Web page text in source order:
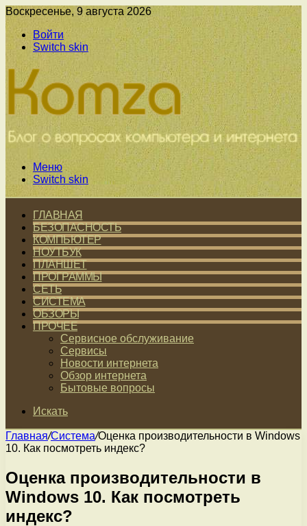
Воскресенье, 9 августа 2026
Войти
Switch skin
Меню
Switch skin
ГЛАВНАЯ
БЕЗОПАСНОСТЬ
КОМПЬЮТЕР
НОУТБУК
ПЛАНШЕТ
ПРОГРАММЫ
СЕТЬ
СИСТЕМА
ОБЗОРЫ
ПРОЧЕЕ
Сервисное обслуживание
Сервисы
Новости интернета
Обзор интернета
Бытовые вопросы
Искать
Главная/Система/Оценка производительности в Windows
10. Как посмотреть индекс?
Оценка производительности в
Windows 10. Как посмотреть
индекс?